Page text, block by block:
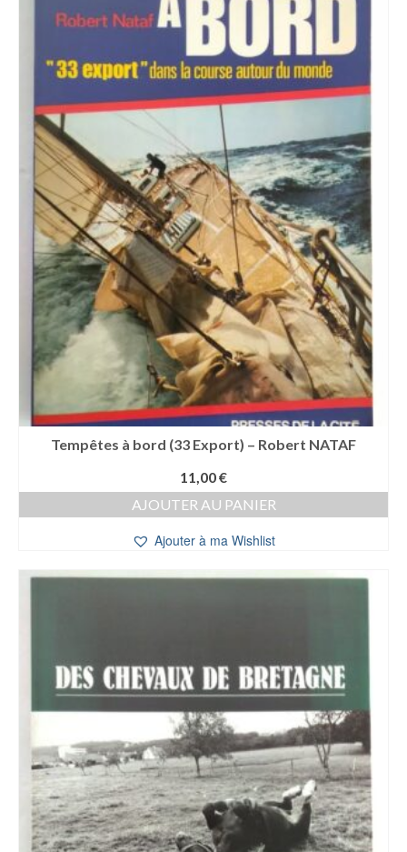
Tempêtes à bord (33 Export) – Robert NATAF
11,00€
AJOUTER AU PANIER
Ajouter à ma Wishlist